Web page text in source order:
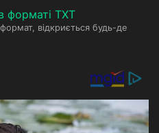
форматі TXT
відкриється будь-де